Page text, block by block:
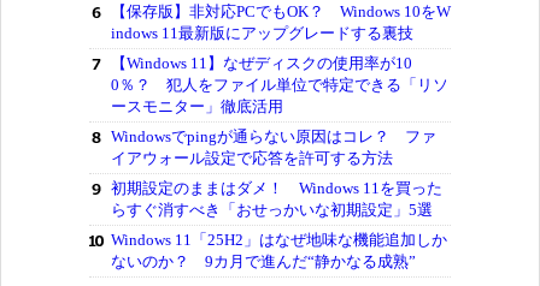
【保存版】非対応PCでもOK？ Windows 10をW
indows 11最新版にアップグレードする裏技
【Windows 11】なぜディスクの使用率が10
0％？ 犯人をファイル単位で特定できる「リソ
ースモニター」徹底活用
Windowsでpingが通らない原因はコレ？ ファ
イアウォール設定で応答を許可する方法
初期設定のままはダメ！ Windows 11を買った
らすぐ消すべき「おせっかいな初期設定」5選
Windows 11「25H2」はなぜ地味な機能追加しか
ないのか？ 9カ月で進んだ“静かなる成熟”